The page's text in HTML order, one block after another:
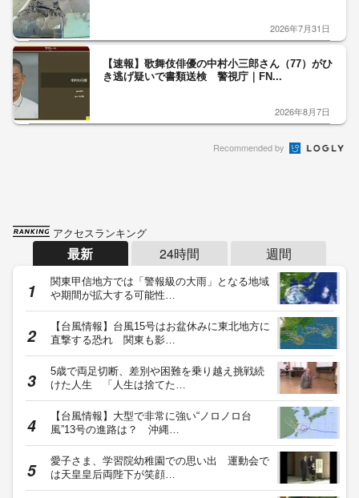
2026年7月31日
【速報】歌舞伎俳優の中村小三郎さん（77）がひ
き逃げ疑いで書類送検 警視庁｜FN...
2026年8月7日
Recommended by
アクセスランキング
最新 24時間 週間
関東甲信地方では「警報級の大雨」となる地域
や期間が拡大する可能性…
【台風情報】台風15号はお盆休みに東北地方に
直撃する恐れ 関東も影…
5歳で両足切断、差別や困難を乗り越え挑戦続
けた人生 「人生は捨てた…
【台風情報】大型で非常に強い“ノロノロ台
風”13号の進路は？ 沖縄…
愛子さま、学習院幼稚園での思い出 運動会で
は天皇皇后両陛下が笑顔…